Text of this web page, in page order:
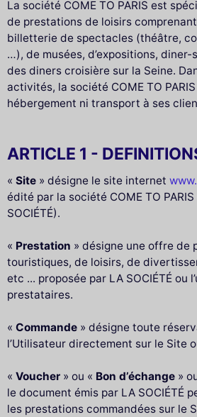
La société COME TO PARIS est
de prestations de loisirs
billetterie de spectacles (théâtre,
…), de musées, d’expositions,
des diners croisière sur la Seine.
activités, la société COME TO
hébergement ni transport à ses
ARTICLE 1 -
« Site » désigne le site internet
édité par la société COME TO
SOCIÉTÉ).
« Prestation » désigne une offre de
touristiques, de loisirs, de
etc ... proposée par LA SOCIÉTÉ ou
prestataires.
« Commande » désigne toute
l’Utilisateur directement sur le Site
« Voucher » ou « Bon d’échange »
le document émis par LA SOCIÉTÉ
les prestations commandées sur le